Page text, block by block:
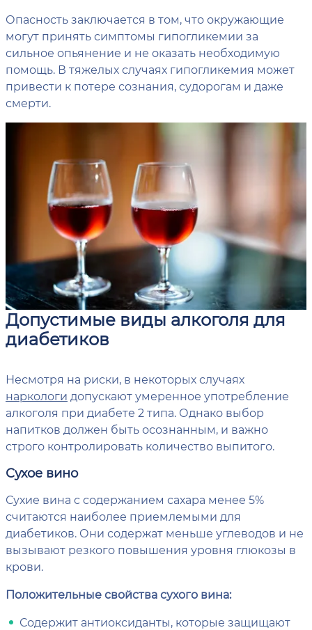
Опасность заключается в том, что окружающие
могут принять симптомы гипогликемии за
сильное опьянение и не оказать необходимую
помощь. В тяжелых случаях гипогликемия может
привести к потере сознания, судорогам и даже
смерти.
Допустимые виды алкоголя для
диабетиков
Несмотря на риски, в некоторых случаях
наркологи допускают умеренное употребление
алкоголя при диабете 2 типа. Однако выбор
напитков должен быть осознанным, и важно
строго контролировать количество выпитого.
Сухое вино
Сухие вина с содержанием сахара менее 5%
считаются наиболее приемлемыми для
диабетиков. Они содержат меньше углеводов и не
вызывают резкого повышения уровня глюкозы в
крови.
Положительные свойства сухого вина:
Содержит антиоксиданты, которые защищают